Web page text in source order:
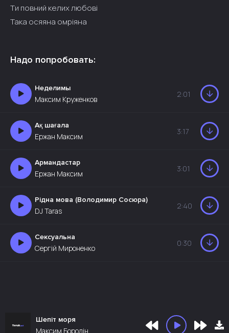
Ти повний келих любові
Така осяяна омріяна
Надо попробовать:
Неделимы
Максим Круженков
2:01
Ақ шағала
Ержан Максим
3:17
Армандастар
Ержан Максим
3:01
Рідна мова (Володимир Сосюра)
DJ Taras
2:40
Сексуальна
Сергій Мироненко
0:30
Шепіт моря
Максим Бородін